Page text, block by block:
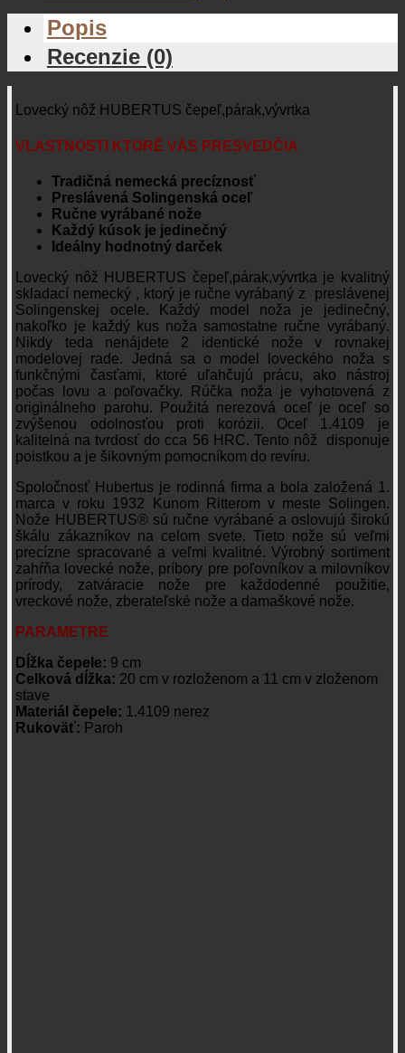
Popis
Recenzie (0)
Lovecký nôž HUBERTUS čepeľ,párak,vývrtka
VLASTNOSTI KTORÉ VÁS PRESVEDČIA
Tradičná nemecká precíznosť
Preslávená Solingenská oceľ
Ručne vyrábané nože
Každý kúsok je jedinečný
Ideálny hodnotný darček
Lovecký nôž HUBERTUS čepeľ,párak,vývrtka je kvalitný
skladací nemecký , ktorý je ručne vyrábaný z preslávenej
Solingenskej ocele. Každý model noža je jedinečný,
nakoľko je každý kus noža samostatne ručne vyrábaný.
Nikdy teda nenájdete 2 identické nože v rovnakej
modelovej rade. Jedná sa o model loveckého noža s
funkčnými časťami, ktoré uľahčujú prácu, ako nástroj
počas lovu a poľovačky. Rúčka noža je vyhotovená z
originálneho parohu. Použitá nerezová oceľ je oceľ so
zvýšenou odolnosťou proti korózii. Oceľ 1.4109 je
kalitelná na tvrdosť do cca 56 HRC. Tento nôž disponuje
poistkou a je šikovným pomocníkom do revíru.
Spoločnosť Hubertus je rodinná firma a bola založená 1.
marca v roku 1932 Kunom Ritterom v meste Solingen.
Nože HUBERTUS® sú ručne vyrábané a oslovujú širokú
škálu zákazníkov na celom svete. Tieto nože sú veľmi
precízne spracované a veľmi kvalitné. Výrobný sortiment
zahŕňa lovecké nože, príbory pre poľovníkov a milovníkov
prírody, zatváracie nože pre každodenné použitie,
vreckové nože, zberateľské nože a damaškové nože.
PARAMETRE
Dĺžka čepele: 9 cm
Celková dĺžka: 20 cm v rozloženom a 11 cm v zloženom
stave
Materiál čepele: 1.4109 nerez
Rukoväť: Paroh